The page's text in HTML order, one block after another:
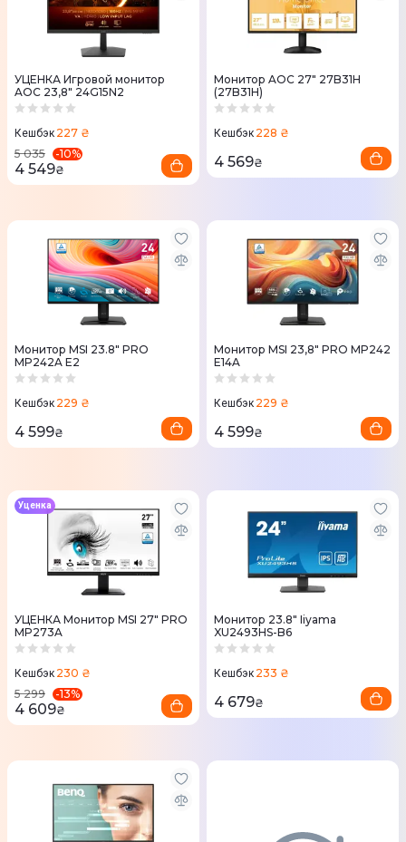
УЦЕНКА Игровой монитор
AOC 23,8" 24G15N2
Кешбэк 227 ₴
5 035
-10%
4 549₴
Монитор AOC 27" 27B31H
(27B31H)
Кешбэк 228 ₴
4 569₴
Монитор MSI 23.8" PRO
MP242A E2
Кешбэк 229 ₴
4 599₴
Монитор MSI 23,8" PRO MP242
E14A
Кешбэк 229 ₴
4 599₴
УЦЕНКА Монитор MSI 27" PRO
MP273A
Уценка
Кешбэк 230 ₴
5 299
-13%
4 609₴
Монитор 23.8" Iiyama
XU2493HS-B6
Кешбэк 233 ₴
4 679₴